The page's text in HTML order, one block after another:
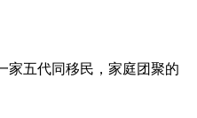
家五代同移民，家庭团聚的